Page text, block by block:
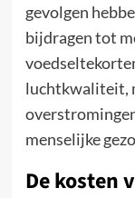
gevolgen
bijdragen tot
luchtkwaliteit,
menselijke
De kosten